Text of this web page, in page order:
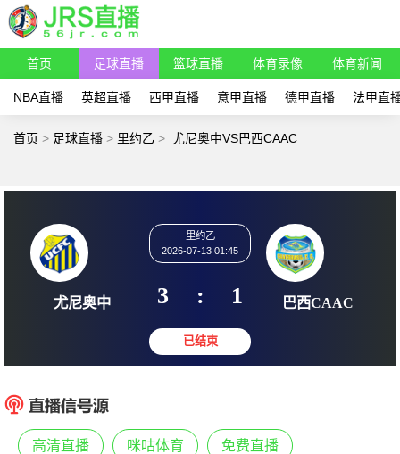
首页 足球直播 篮球直播 体育录像 体育新闻
NBA直播 英超直播 西甲直播 意甲直播 德甲直播 法甲直
首页 > 足球直播 > 里约乙 > 尤尼奥中VS巴西CAAC
尤尼奥中
里约乙
2026-07-13 01:45
3 : 1 巴西
高清直播 咪咕体育 免费直播